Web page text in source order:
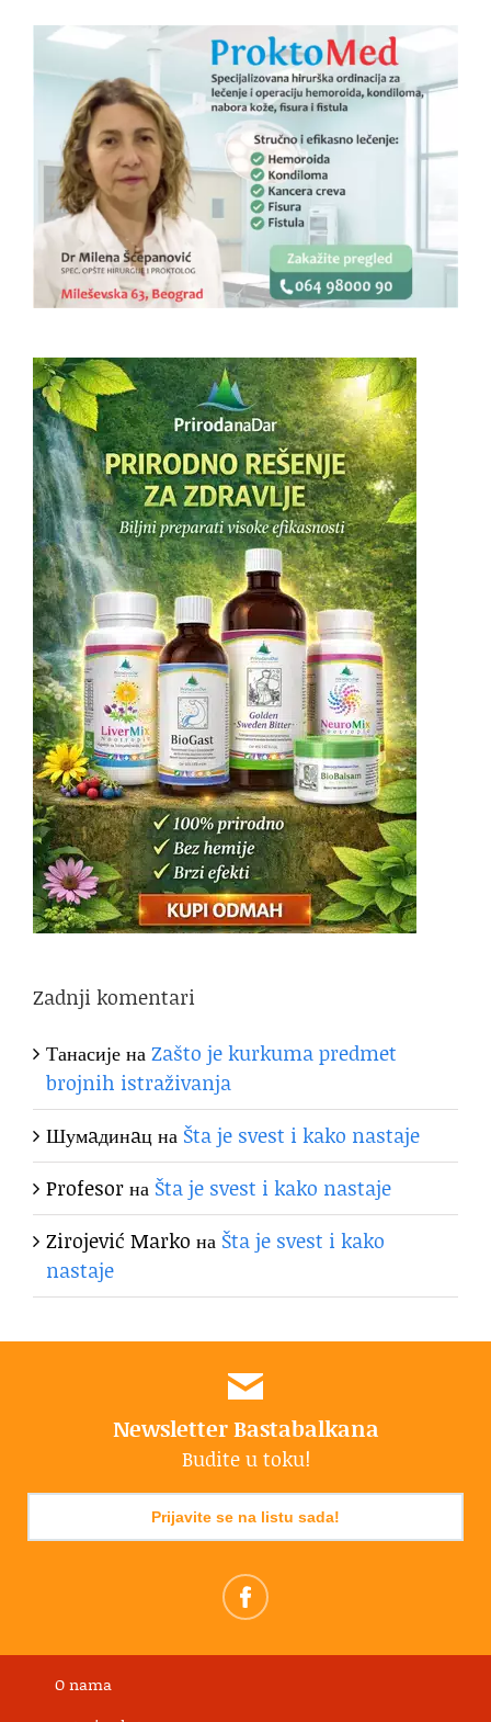
Zadnji komentari
ТанасијенаZašto je kurkuma predmet
brojnih istraživanja
Шумaдинaцна Šta je svest i kako nastaje
Profesorна Šta je svest i kako nastaje
Zirojević Marko на Šta je svest i kako
nastaje
Newsletter Bastabalkana
Budite u toku!
Prijavite se na listu sada!
O nama